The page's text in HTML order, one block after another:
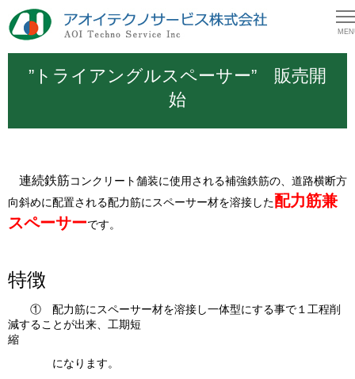
”トライアングルスペーサー” 販売開
始
連続鉄筋コンク リート舗装に使用される補強鉄筋の、道路横断方
向斜めに配置される配力筋にスペーサー材を溶接した配力筋兼
スペーサーです。
特徴
① 配力筋にスペーサー材を溶接し一体型にする事で１工程削
減することが出来、工期短
になります。